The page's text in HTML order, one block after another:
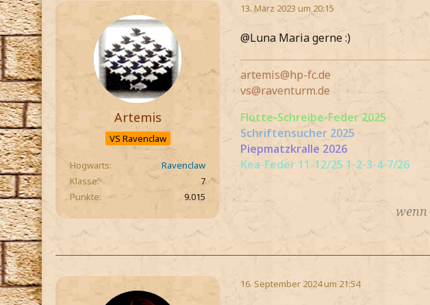
Artemis
VS Ravenclaw
Hogwarts
Ravenclaw
Klasse
7
Punkte
9.015
13. März 2023 um 20:15
@Luna Maria gerne :)
artemis@hp-fc.de
vs@raventurm.de
Flotte-Schreibe-Feder 2025
Schriftensucher 2025
Piepmatzkralle 2026
Kea-Feder 11-12/25 1-2-3-4-7/26
16. September 2024 um 21:54